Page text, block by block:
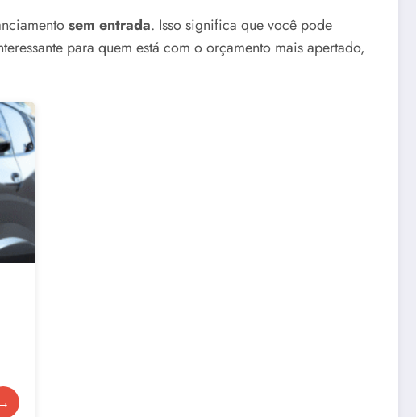
sem entrada. Isso significa que você pode
para quem está com o orçamento mais apertado,
→